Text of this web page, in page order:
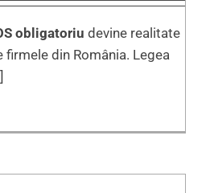
obligatoriu devine realitate
din România. Legea